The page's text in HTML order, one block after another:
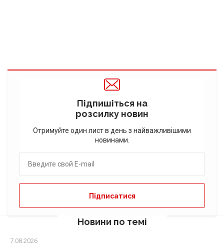
Підпишіться на
розсилку новин
Отримуйте один лист в день з найважливішими
новинами.
Новини по темі
7.08.2026